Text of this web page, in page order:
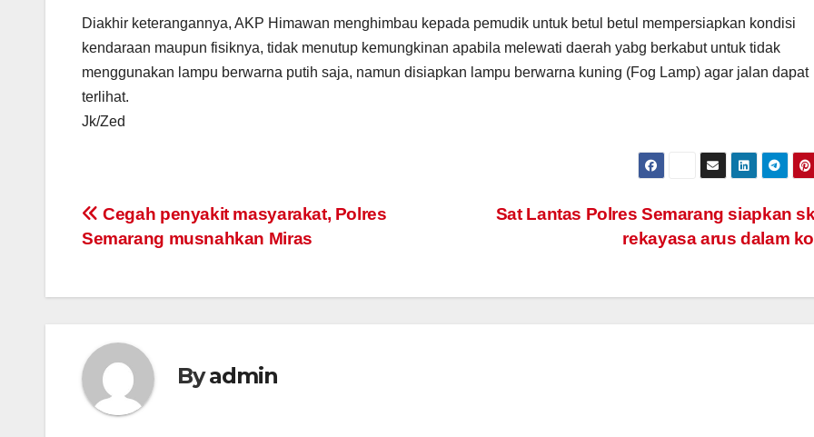
Diakhir keterangannya, AKP Himawan menghimbau kepada pemudik untuk betul betul mempersiapkan kondisi
kendaraan maupun fisiknya, tidak menutup kemungkinan apabila melewati daerah yabg berkabut untuk tidak
menggunakan lampu berwarna putih saja, namun disiapkan lampu berwarna kuning (Fog Lamp) agar jalan dapat
terlihat.
Jk/Zed
Post
navigation
Sat Lantas Polres Semarang siapkan
rekayasa arus dalam
Cegah penyakit masyarakat, Polres
Semarang musnahkan Miras
Byadmin